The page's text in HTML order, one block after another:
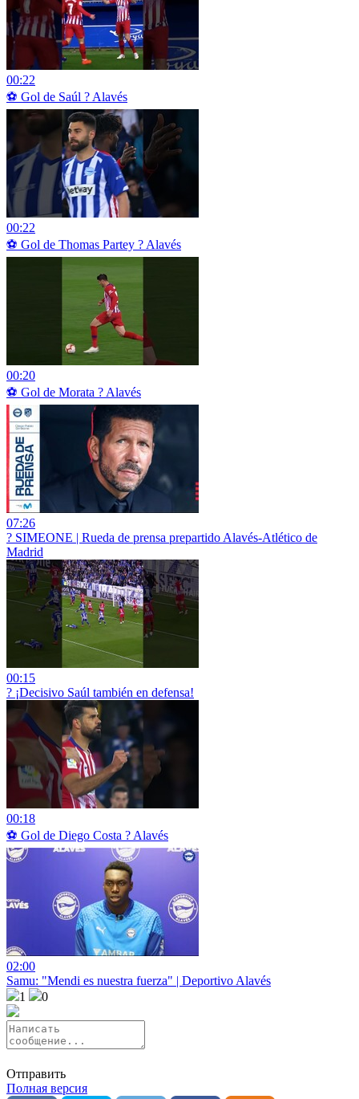
00:22
⚽ Gol de Saúl ? Alavés
00:22
⚽ Gol de Thomas Partey ? Alavés
00:20
⚽ Gol de Morata ? Alavés
07:26
? SIMEONE | Rueda de prensa prepartido Alavés-Atlético de
Madrid
00:15
? ¡Decisivo Saúl también en defensa!
00:18
⚽ Gol de Diego Costa ? Alavés
02:00
Samu: "Mendi es nuestra fuerza" | Deportivo Alavés
1
0
Отправить
Полная версия